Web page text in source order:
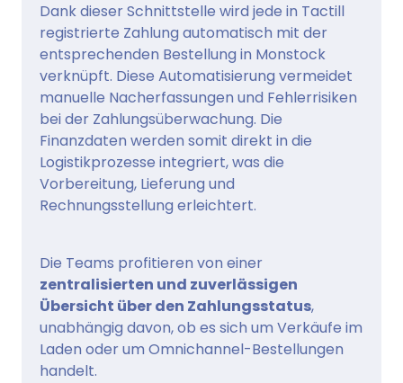
Dank dieser Schnittstelle wird jede in Tactill
registrierte Zahlung automatisch mit der
entsprechenden Bestellung in Monstock
verknüpft. Diese Automatisierung vermeidet
manuelle Nacherfassungen und Fehlerrisiken
bei der Zahlungsüberwachung. Die
Finanzdaten werden somit direkt in die
Logistikprozesse integriert, was die
Vorbereitung, Lieferung und
Rechnungsstellung erleichtert.
Die Teams profitieren von einer
zentralisierten und zuverlässigen
Übersicht über den Zahlungsstatus,
unabhängig davon, ob es sich um Verkäufe im
Laden oder um Omnichannel-Bestellungen
handelt.